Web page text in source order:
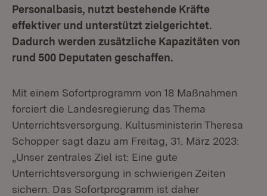
Personalbasis, nutzt bestehende Kräfte
effektiver und unterstützt zielgerichtet.
Dadurch werden zusätzliche Kapazitäten von
rund 500 Deputaten geschaffen.
Mit einem Sofortprogramm von 18 Maßnahmen
forciert die Landesregierung das Thema
Unterrichtsversorgung. Kultusministerin Theresa
Schopper sagt dazu am Freitag, 31. März 2023:
„Unser zentrales Ziel ist: Eine gute
Unterrichtsversorgung in schwierigen Zeiten
sichern. Das Sofortprogramm ist daher